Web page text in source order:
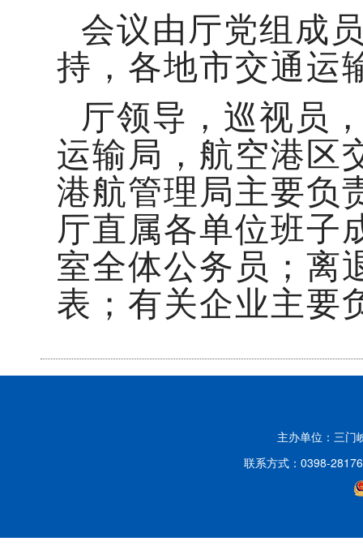
会议由厅党组成
持，各地市交通运
厅领导，巡视员
运输局，航空港区
港航管理局主要负
厅直属各单位班子
室全体公务员；离
表；有关企业主要
主办单位：三
联系方式：0398-